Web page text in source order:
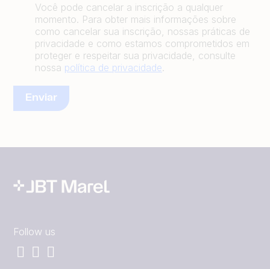
Você pode cancelar a inscrição a qualquer
momento. Para obter mais informações sobre
como cancelar sua inscrição, nossas práticas de
privacidade e como estamos comprometidos em
proteger e respeitar sua privacidade, consulte
nossa política de privacidade.
Follow us